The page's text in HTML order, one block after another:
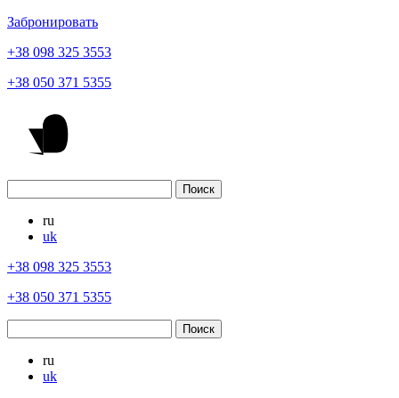
Забронировать
+38 098 325 3553
+38 050 371 5355
ru
uk
+38 098 325 3553
+38 050 371 5355
ru
uk